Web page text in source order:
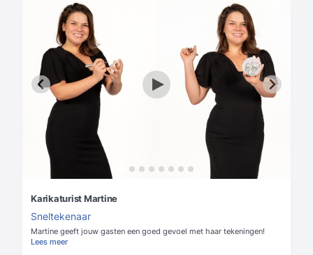
Karikaturist Martine
Sneltekenaar
Martine geeft jouw gasten een goed gevoel met haar tekeningen!
Lees meer